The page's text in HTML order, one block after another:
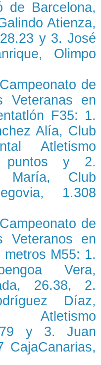
de Barcelona,
Atienza,
y 3. José
Olimpo
de
Veteranas en
F35: 1.
Alía, Club
Atletismo
puntos y 2.
María, Club
1.308
de
Veteranos en
M55: 1.
Vera,
26.38, 2.
Díaz,
y 3. Juan
CajaCanarias,